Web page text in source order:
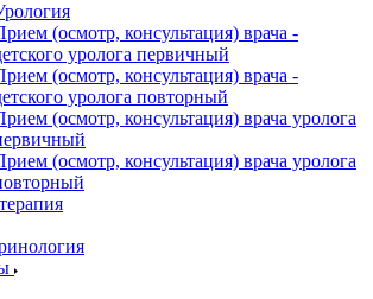
(осмотр, консультация) врача -
уролога первичный
(осмотр, консультация) врача -
уролога повторный
(осмотр, консультация) врача уролога
(осмотр, консультация) врача уролога